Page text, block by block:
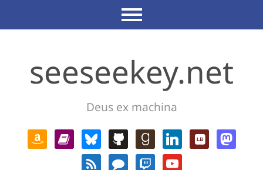
seeseekey.net
Deus ex machina